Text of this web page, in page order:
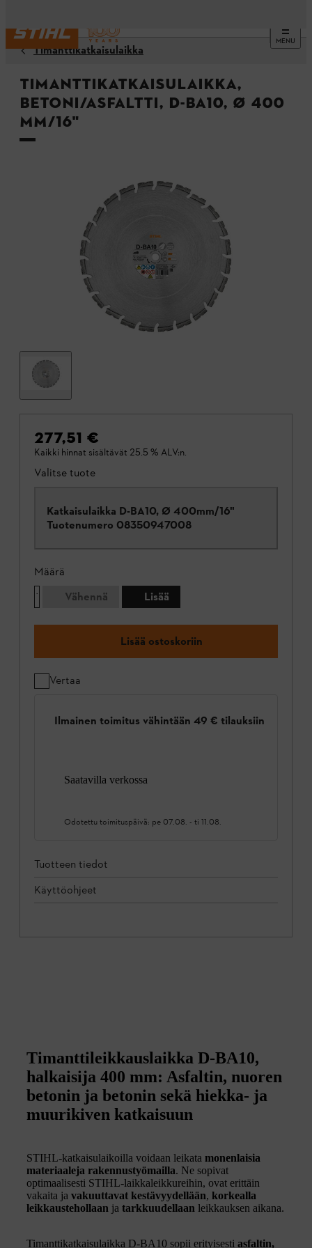
MENU
Timanttikatkaisulaikka
Timanttikatkaisulaikka,
betoni/asfaltti, D-BA10, Ø 400
mm/16"
277,51 €
Kaikki hinnat sisältävät 25.5 % ALV:n.
Valitse tuote
Katkaisulaikka D-BA10, Ø 400mm/16"
Tuotenumero 08350947008
Määrä
Vähennä
Lisää
Lisää ostoskoriin
Vertaa
Ilmainen toimitus vähintään 49 € tilauksiin
Saatavilla verkossa
Odotettu toimituspäivä: pe 07.08. - ti 11.08.
Tuotteen tiedot
Käyttöohjeet
Timanttileikkauslaikka D-BA10,
halkaisija 400 mm: Asfaltin, nuoren
betonin ja betonin sekä hiekka- ja
muurikiven katkaisuun
STIHL-katkaisulaikoilla voidaan leikata monenlaisia
materiaaleja rakennustyömailla. Ne sopivat
optimaalisesti STIHL-laikkaleikkureihin, ovat erittäin
vakaita ja vakuuttavat kestävyydellään, korkealla
leikkaustehollaan ja tarkkuudellaan leikkauksen aikana.
Timanttikatkaisulaikka D-BA10 sopii erityisesti asfaltin,